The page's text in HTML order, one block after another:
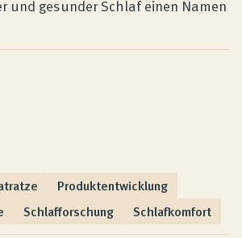
und gesunder Schlaf einen Namen
Produktentwicklung
Schlafforschung Schlafkomfort